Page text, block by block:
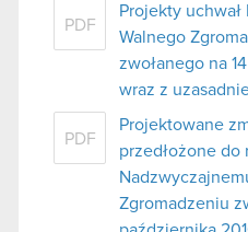
PDF
Projekty
Walnego
zwołanego na
wraz z
PDF
Projektowane
przedłożone do
Zgromadzeniu